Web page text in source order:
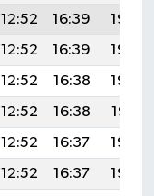
12:52 16:39
19:50
12:52 16:39
19:49
12:52 16:38
19:48
12:52 16:38
19:47
12:52 16:37
19:46
12:52 16:37
19:44